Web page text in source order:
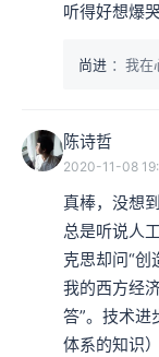
听得好想爆
尚进 ：我在
陈诗哲
2020-11-08
真棒，没想
总是听说人
克思却问“创
我的西方经
答”。技术进
体系的知识）